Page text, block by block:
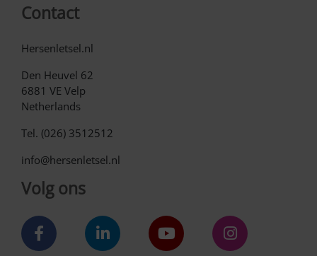
Contact
Hersenletsel.nl
Den Heuvel 62
6881 VE Velp
Netherlands
Tel. (026) 3512512
info@hersenletsel.nl
Volg ons